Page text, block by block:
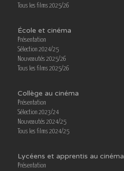
Tous les films 2025/26
École et cinéma
Présentation
Sélection 2024/25
Nouveautés 2025/26
Tous les films 2025/26
Collège au cinéma
Présentation
Sélection 2023/24
Nouveautés 2024/25
Tous les films 2024/25
Lycéens et apprentis au cinéma
Présentation